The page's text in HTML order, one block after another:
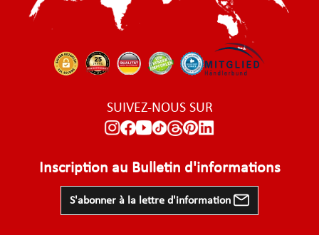
SUIVEZ-NOUS SUR
Inscription au Bulletin d'informations
S'abonner à la lettre d'information